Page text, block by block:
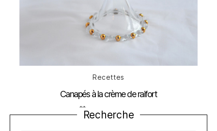
Catégories
Recettes
Canapés à la crème de raifort
Date
de
22 décembre 2011
Recherche